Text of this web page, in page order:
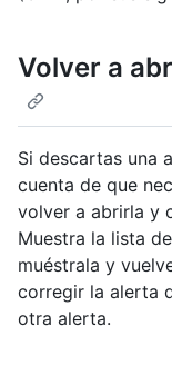
Volver a
Si descartas una
cuenta de que
volver a abrirla y
Muestra la lista
muéstrala y
corregir la alerta
otra alerta.